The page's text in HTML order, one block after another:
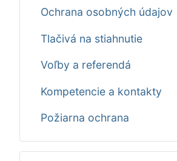
Ochrana osobných údajov
Tlačivá na stiahnutie
Voľby a referendá
Kompetencie a kontakty
Požiarna ochrana